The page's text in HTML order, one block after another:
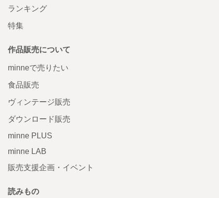
ランキング
特集
作品販売について
minneで売りたい
食品販売
ヴィンテージ販売
ダウンロード販売
minne PLUS
minne LAB
販売支援企画・イベント
読みもの